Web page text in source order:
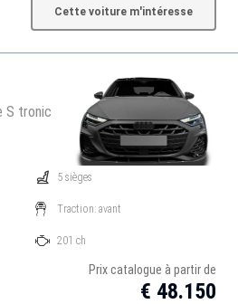
Cette voiture m'intéresse
S tronic
5 sièges
Traction: avant
201 ch
Prix catalogue à partir de
€ 48.150